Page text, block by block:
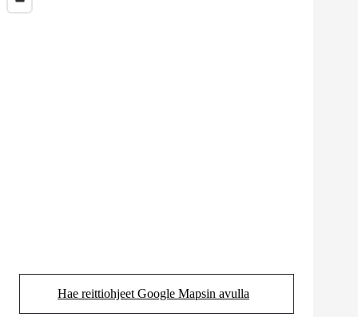
Hae reittiohjeet Google Mapsin avulla
(Aukeaa uudessa välilehdessä)